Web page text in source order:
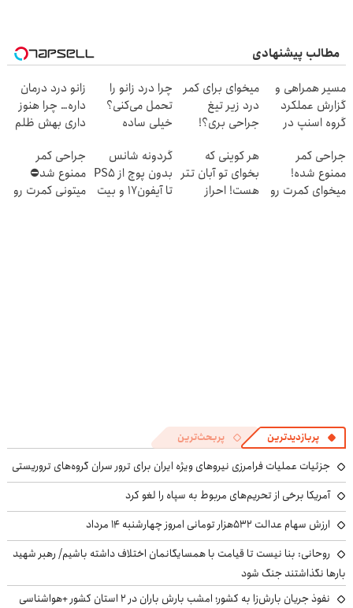
مطالب پیشنهادی
مسیر همراهی و
گزارش عملکرد
گروه اسنپ در
میخوای برای کمر
درد زیر تیغ
جراحی بری؟!
پر کن◖
چرا درد زانو را
تحمل می‌کنی؟
خیلی ساده
کن
زانو درد درمان
داره… چرا هنوز
داری بهش ظلم
جراحی کمر
ممنوع شده!
میخوای کمرت رو
هر کوینی که
بخوای تو آبان تتر
هست! احراز
گردونه شانس
بدون پوچ از PS5
تا آیفون17 و بیت
جراحی کمر
ممنوع شد⛔
میتونی کمرت رو
پربازدیدترین پربحث‌ترین
جزئیات عملیات فرامرزی نیروهای ویژه ایران برای ترور سران گروه‌های تروریستی
آمریکا برخی از تحریم‌های مربوط به سپاه را لغو کرد
ارزش سهام عدالت ۵۳۲هزار تومانی امروز چهارشنبه ۱۴ مرداد
روحانی: بنا نیست تا قیامت با همسایگانمان اختلاف داشته باشیم/ رهبر شهید
بارها نگذاشتند جنگ شود
نفوذ جریان بارش‌زا به کشور؛ امشب بارش باران در ۲ استان کشور +هواشناسی